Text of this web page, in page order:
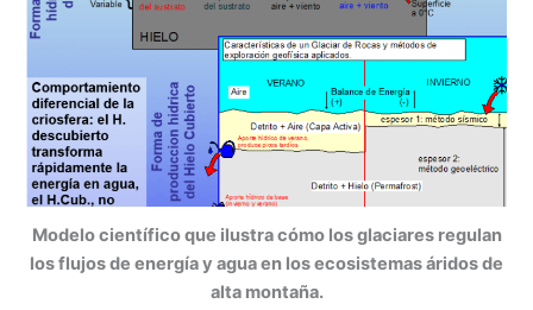
Modelo científico que ilustra cómo los glaciares regulan
los flujos de energía y agua en los ecosistemas áridos de
alta montaña.